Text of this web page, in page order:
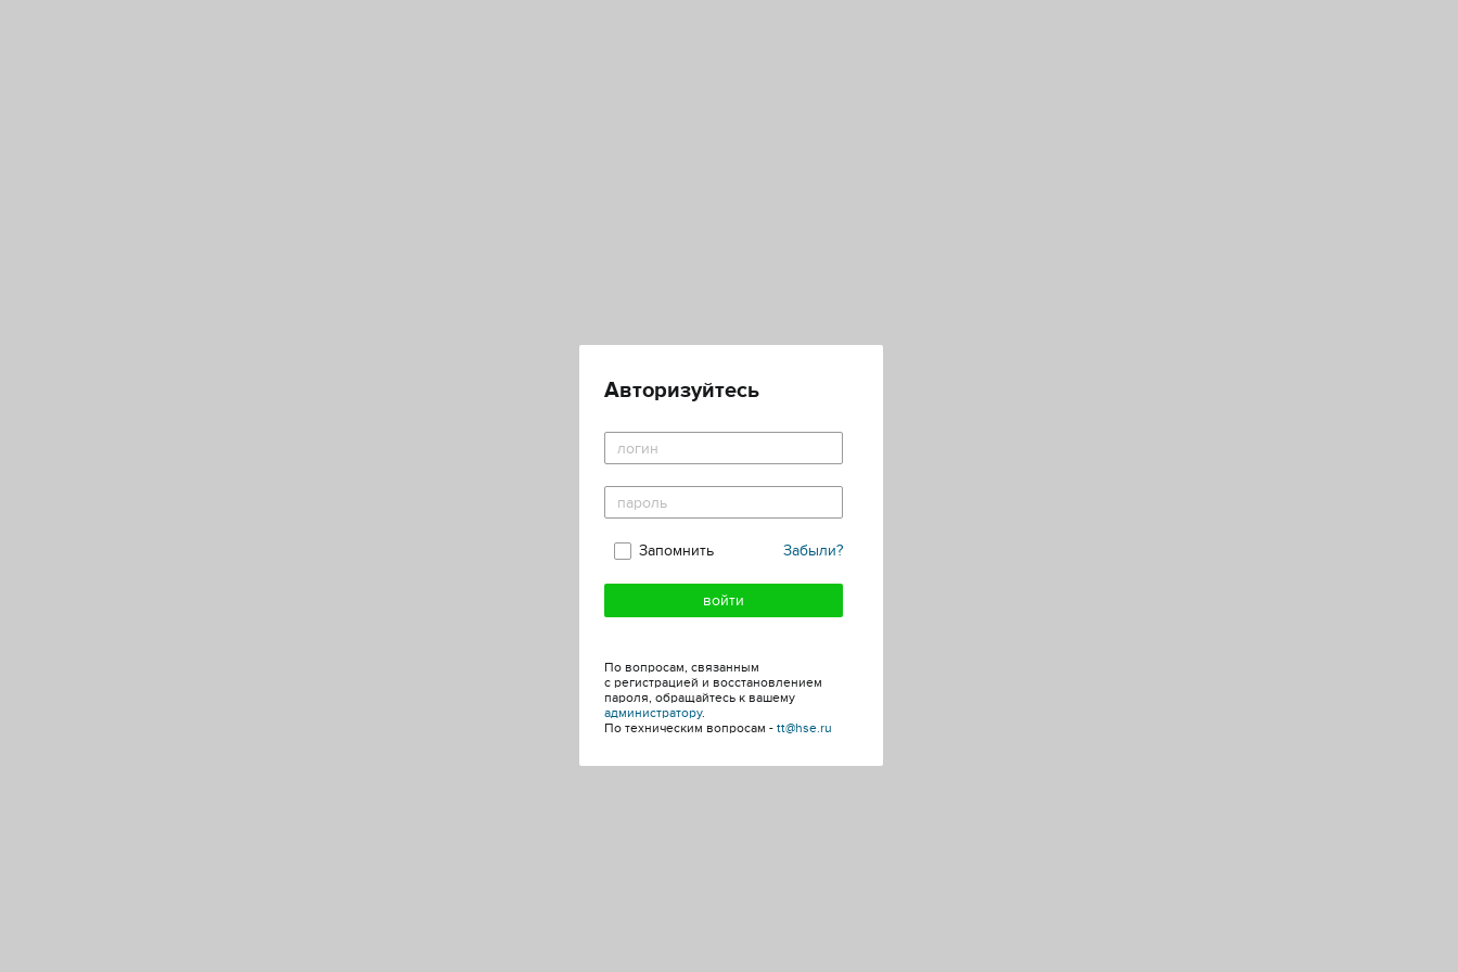
Авторизуйтесь
Забыли?
Запомнить
По вопросам, связанным
с регистрацией и восстановлением
пароля, обращайтесь к вашему
администратору.
По техническим вопросам - tt@hse.ru